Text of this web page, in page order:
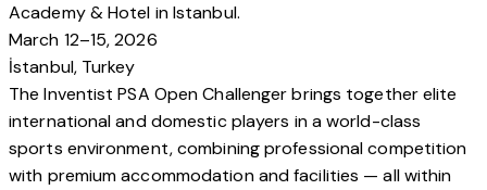
Academy & Hotel in Istanbul.
March 12–15, 2026
İstanbul, Turkey
The Inventist PSA Open Challenger brings together elite
international and domestic players in a world-class
sports environment, combining professional competition
with premium accommodation and facilities — all within